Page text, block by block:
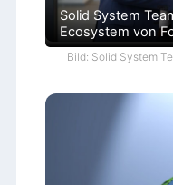
Solid System
Ecosystem von
Bild: Solid System